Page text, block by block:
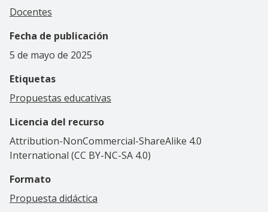
Docentes
Fecha de publicación
5 de mayo de 2025
Etiquetas
Propuestas educativas
Licencia del recurso
Attribution-NonCommercial-ShareAlike 4.0
International (CC BY-NC-SA 4.0)
Formato
Propuesta didáctica